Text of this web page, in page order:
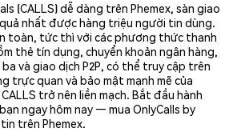
(CALLS) dễ dàng trên Phemex, sàn giao
nhất được hàng triệu người tin dùng.
toàn, tức thì với các phương thức thanh
thẻ tín dụng, chuyển khoản ngân hàng,
và giao dịch P2P, có thể truy cập trên
trực quan và bảo mật mạnh mẽ của
trở nên liền mạch. Bắt đầu hành
ngay hôm nay — mua OnlyCalls by
trên Phemex.